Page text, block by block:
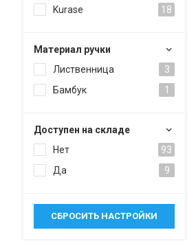
Kurase
18
Материал ручки
Лиственница
3
Бамбук
1
Доступен на складе
Нет
93
Да
9